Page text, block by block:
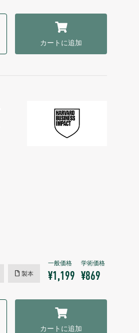
カートに追加
製本 ¥1,199 ¥869
カートに追加